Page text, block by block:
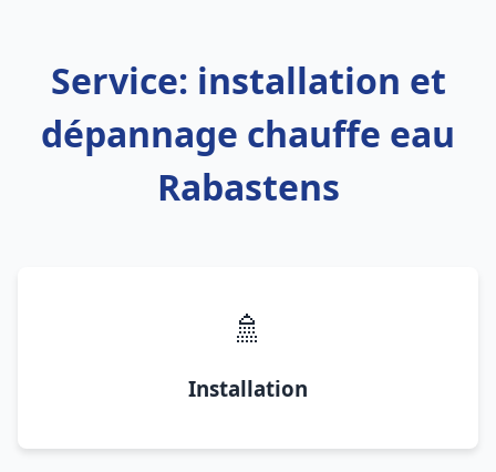
Service: installation et
dépannage chauffe eau
Rabastens
🚿
Installation